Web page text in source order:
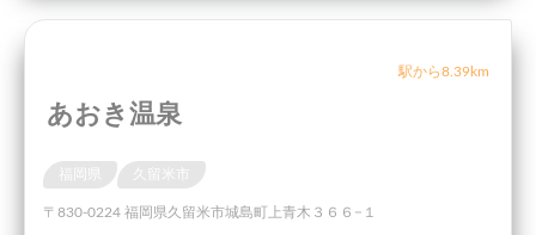
駅から8.39km
あおき温泉
久留米市
〒830-0224 福岡県久留米市城島町上青木３６６−１